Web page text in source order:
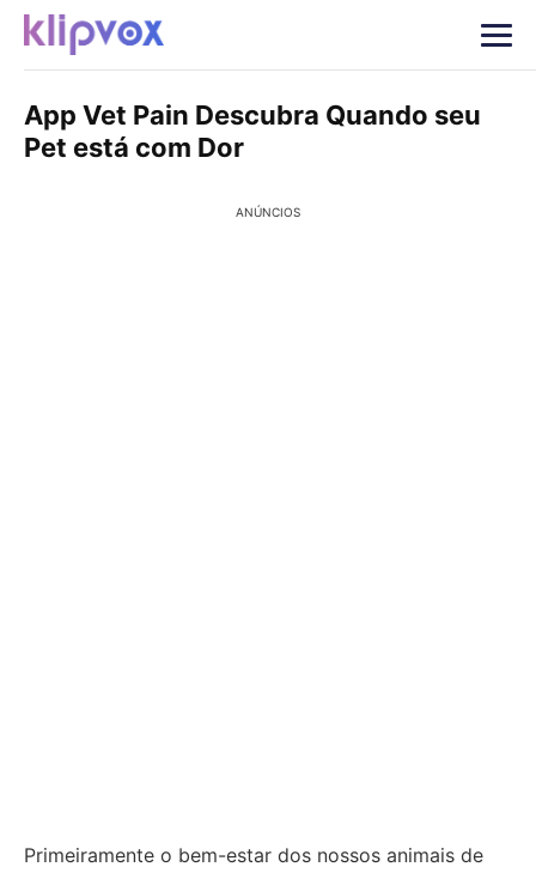
App Vet Pain Descubra Quando seu
Pet está com Dor
ANÚNCIOS
Primeiramente o bem-estar dos nossos animais de